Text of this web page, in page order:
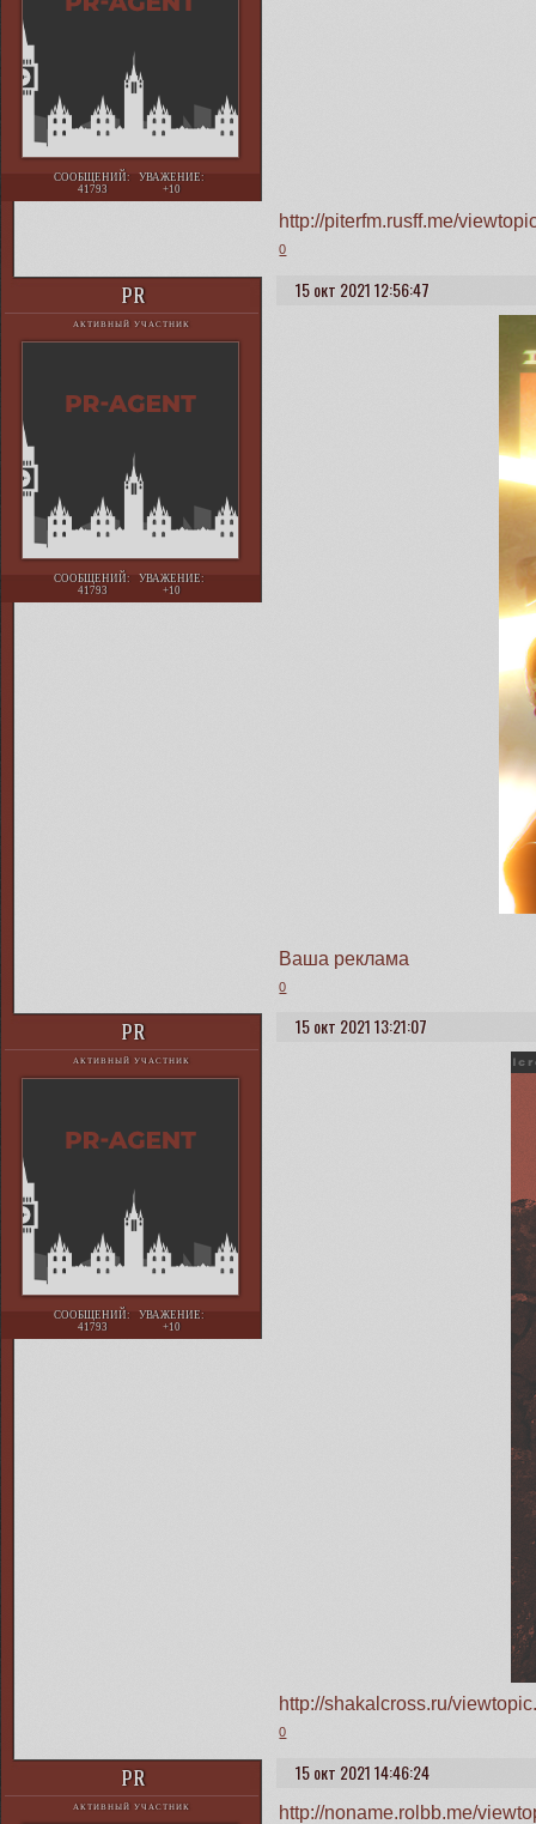
СООБЩЕНИЙ:
41793
УВАЖЕНИЕ:
+10
http://piterfm.rusff.me/
0
15 окт 2021 12:56:47
PR
АКТИВНЫЙ УЧАСТНИК
СООБЩЕНИЙ:
41793
УВАЖЕНИЕ:
+10
Ваша реклама
0
15 окт 2021 13:21:07
PR
АКТИВНЫЙ УЧАСТНИК
СООБЩЕНИЙ:
41793
УВАЖЕНИЕ:
+10
http://shakalcross.ru/
0
15 окт 2021 14:46:24
PR
АКТИВНЫЙ УЧАСТНИК http://noname.rolbb.me/